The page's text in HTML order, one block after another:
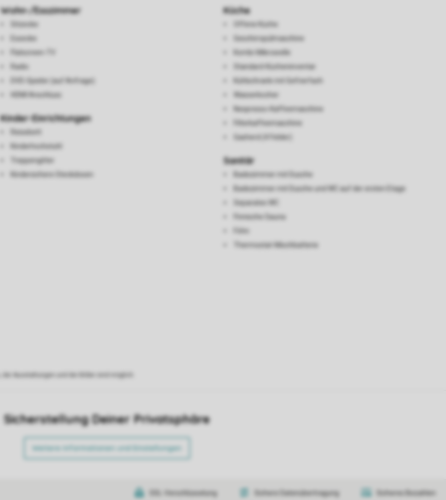
Wohn-/Esszimmer
Sitzecke
Essecke
Flatscreen-TV
Radio
DVD-Spieler (auf Anfrage)
HDMI Anschluss
Kinder-Einrichtungen
Reisebett
Kinderhochstuhl
Treppengitter
Kindersichere Steckdosen
Küche
Offene Küche
Geschirrspülmaschine
Kombi-Mikrowelle
Standard-Kücheninventar
Kühlschrank mit Gefrierfach
Wasserkocher
Nespresso-Kaffeemaschine
Filterkaffeemaschine
Gasherd (4 Felder)
Sanitär
Badezimmer mit Dusche
Badezimmer mit Dusche und WC auf der ersten Etage
Separates WC
Finnische Sauna
Thermostat-Mischbatterie
Sicherstellung Deiner Privatsphäre
Weitere Informationen und Einstellungen
SSL-Verschlüsselung Sichere Datenübertragung Sicheres Bezahlen